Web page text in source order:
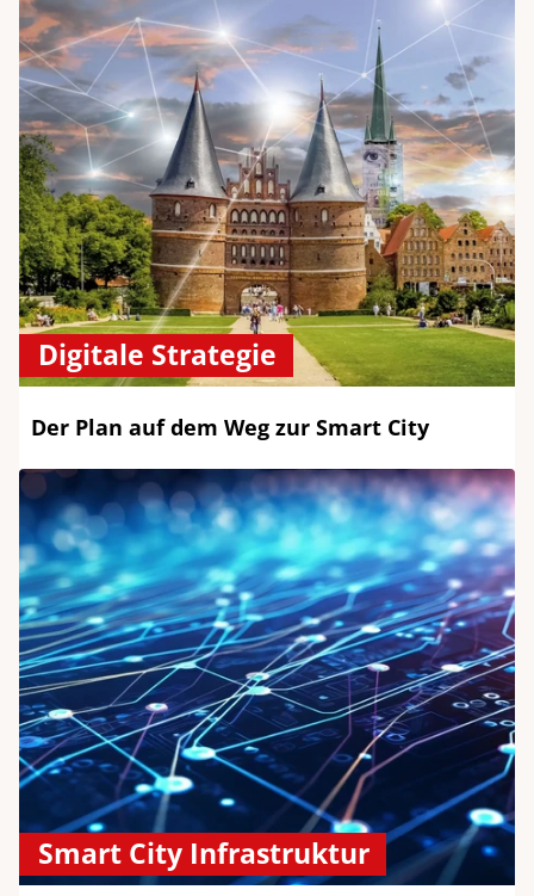
Digitale Strategie
Der Plan auf dem Weg zur Smart City
Smart City Infrastruktur